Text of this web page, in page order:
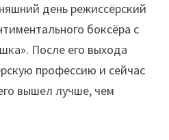
день режиссёрский
боксёра с
После его выхода
профессию и сейчас
вышел лучше, чем